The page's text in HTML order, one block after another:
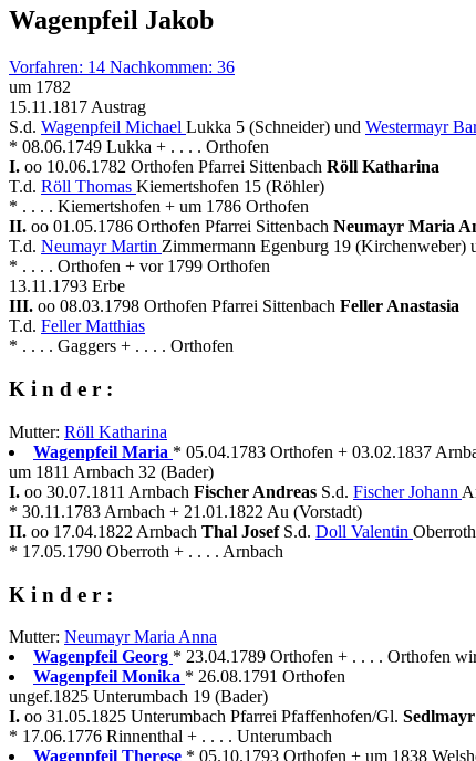
Wagenpfeil Jakob
Vorfahren: 14 Nachkommen: 36
um 1782
15.11.1817 Austrag
S.d. Wagenpfeil Michael Lukka 5 (Schneider) und Westermayr
* 08.06.1749 Lukka + . . . . Orthofen
I. oo 10.06.1782 Orthofen Pfarrei Sittenbach Röll Katharina
T.d. Röll Thomas Kiemertshofen 15 (Röhler)
* . . . . Kiemertshofen + um 1786 Orthofen
II. oo 01.05.1786 Orthofen Pfarrei Sittenbach Neumayr Maria
T.d. Neumayr Martin Zimmermann Egenburg 19 (Kirchenweber)
* . . . . Orthofen + vor 1799 Orthofen
13.11.1793 Erbe
III. oo 08.03.1798 Orthofen Pfarrei Sittenbach Feller Anastasia
T.d. Feller Matthias
* . . . . Gaggers + . . . . Orthofen
K i n d e r :
Mutter: Röll Katharina
Wagenpfeil Maria * 05.04.1783 Orthofen + 03.02.1837
um 1811 Arnbach 32 (Bader)
I. oo 30.07.1811 Arnbach Fischer Andreas S.d. Fischer Johann
* 30.11.1783 Arnbach + 21.01.1822 Au (Vorstadt)
II. oo 17.04.1822 Arnbach Thal Josef S.d. Doll Valentin
* 17.05.1790 Oberroth + . . . . Arnbach
K i n d e r :
Mutter: Neumayr Maria Anna
Wagenpfeil Georg * 23.04.1789 Orthofen + . . . . Orthofen
Wagenpfeil Monika * 26.08.1791 Orthofen
ungef.1825 Unterumbach 19 (Bader)
I. oo 31.05.1825 Unterumbach Pfarrei Pfaffenhofen/Gl.
* 17.06.1776 Rinnenthal + . . . . Unterumbach
Wagenpfeil Therese * 05.10.1793 Orthofen + um 1838